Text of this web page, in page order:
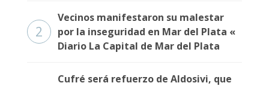
2
Vecinos manifestaron su malestar
por la inseguridad en Mar del Plata «
Diario La Capital de Mar del Plata
Cufré será refuerzo de Aldosivi, que